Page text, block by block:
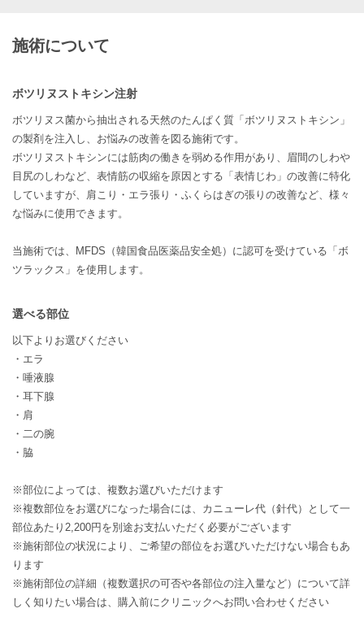
施術について
ボツリヌストキシン注射
ボツリヌス菌から抽出される天然のたんぱく質「ボツリヌストキシン」
の製剤を注入し、お悩みの改善を図る施術です。
ボツリヌストキシンには筋肉の働きを弱める作用があり、眉間のしわや
目尻のしわなど、表情筋の収縮を原因とする「表情じわ」の改善に特化
していますが、肩こり・エラ張り・ふくらはぎの張りの改善など、様々
な悩みに使用できます。
当施術では、MFDS（韓国食品医薬品安全処）に認可を受けている「ボ
ツラックス」を使用します。
選べる部位
以下よりお選びください
・エラ
・唾液腺
・耳下腺
・肩
・二の腕
・脇
※部位によっては、複数お選びいただけます
※複数部位をお選びになった場合には、カニューレ代（針代）として一
部位あたり2,200円を別途お支払いただく必要がございます
※施術部位の状況により、ご希望の部位をお選びいただけない場合もあ
ります
※施術部位の詳細（複数選択の可否や各部位の注入量など）について詳
しく知りたい場合は、購入前にクリニックへお問い合わせください